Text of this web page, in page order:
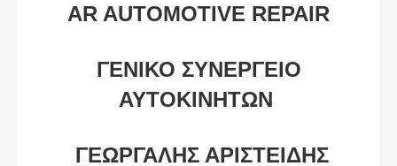
AR AUTOMOTIVE REPAIR
ΓΕΝΙΚΟ ΣΥΝΕΡΓΕΙΟ
ΑΥΤΟΚΙΝΗΤΩΝ
ΓΕΩΡΓΑΛΗΣ ΑΡΙΣΤΕΙΔΗΣ